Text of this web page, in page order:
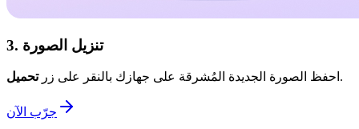
3. تنزيل الصورة
احفظ الصورة الجديدة المُشرقة على جهازك بالنقر على زرتحميل .
جرّب الآن